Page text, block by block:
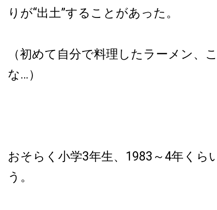
りが“出土”することがあった。
（初めて自分で料理したラーメン、
な…）
おそらく小学3年生、1983～4年くら
う。